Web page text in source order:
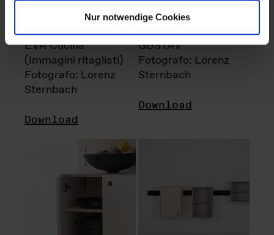
Nur notwendige Cookies
EVA Cucina
(Immagini ritagliati)
Fotografo: Lorenz
Sternbach
Download
GUSTAV
Fotografo: Lorenz
Sternbach
Download